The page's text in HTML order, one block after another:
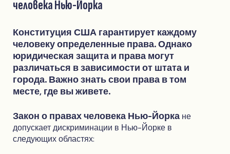
человека Нью-Йорка
Конституция США гарантирует каждому
человеку определенные права. Однако
юридическая защита и права могут
различаться в зависимости от штата и
города. Важно знать свои права в том
месте, где вы живете.
Закон о правах человека Нью-Йорка не
допускает дискриминации в Нью-Йорке в
следующих областях: